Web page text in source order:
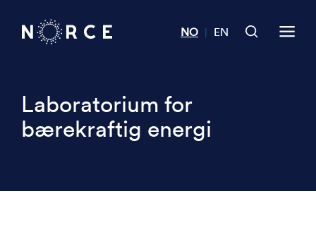
NO | EN
Laboratorium for
bærekraftig energi